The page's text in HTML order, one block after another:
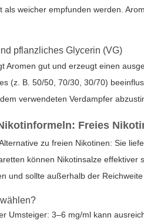
als weicher empfunden werden.
pflanzliches Glycerin (VG)
Aromen gut und erzeugt einen
(z. B. 50/50, 70/30, 30/70)
verwendeten Verdampfer
Freies
zu freien Nikotinen: Sie
können Nikotinsalze
und sollte außerhalb der
Umsteiger: 3–6 mg/ml kann